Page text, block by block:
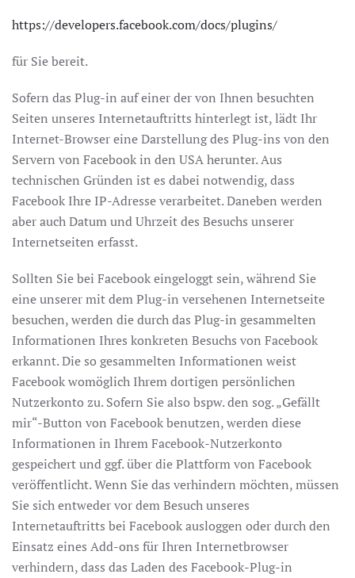
https://developers.facebook.com/docs/plugins/
für Sie bereit.
Sofern das Plug-in auf einer der von Ihnen besuchten
Seiten unseres Internetauftritts hinterlegt ist, lädt Ihr
Internet-Browser eine Darstellung des Plug-ins von den
Servern von Facebook in den USA herunter. Aus
technischen Gründen ist es dabei notwendig, dass
Facebook Ihre IP-Adresse verarbeitet. Daneben werden
aber auch Datum und Uhrzeit des Besuchs unserer
Internetseiten erfasst.
Sollten Sie bei Facebook eingeloggt sein, während Sie
eine unserer mit dem Plug-in versehenen Internetseite
besuchen, werden die durch das Plug-in gesammelten
Informationen Ihres konkreten Besuchs von Facebook
erkannt. Die so gesammelten Informationen weist
Facebook womöglich Ihrem dortigen persönlichen
Nutzerkonto zu. Sofern Sie also bspw. den sog. „Gefällt
mir“-Button von Facebook benutzen, werden diese
Informationen in Ihrem Facebook-Nutzerkonto
gespeichert und ggf. über die Plattform von Facebook
veröffentlicht. Wenn Sie das verhindern möchten, müssen
Sie sich entweder vor dem Besuch unseres
Internetauftritts bei Facebook ausloggen oder durch den
Einsatz eines Add-ons für Ihren Internetbrowser
verhindern, dass das Laden des Facebook-Plug-in